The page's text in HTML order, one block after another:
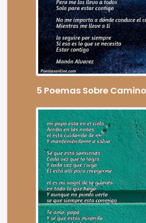
5 Poemas Sobre